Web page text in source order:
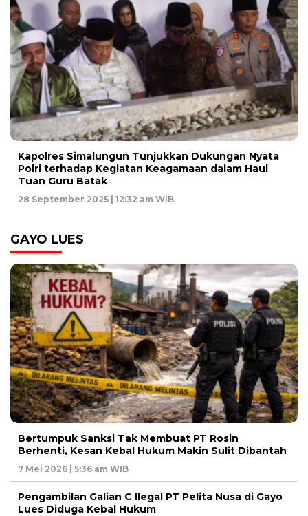
Kapolres Simalungun Tunjukkan Dukungan Nyata
Polri terhadap Kegiatan Keagamaan dalam Haul
Tuan Guru Batak
28 September 2025 | 12:32 am WIB
GAYO LUES
Bertumpuk Sanksi Tak Membuat PT Rosin
Berhenti, Kesan Kebal Hukum Makin Sulit Dibantah
7 Mei 2026 | 5:36 am WIB
Pengambilan Galian C Ilegal PT Pelita Nusa di Gayo
Lues Diduga Kebal Hukum